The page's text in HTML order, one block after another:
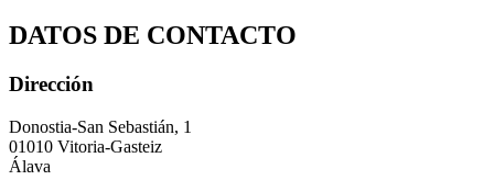
DATOS DE CONTACTO
Dirección
Donostia-San Sebastián, 1
01010 Vitoria-Gasteiz
Álava